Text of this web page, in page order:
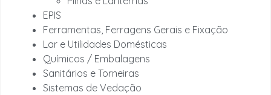
EPIS
Ferramentas, Ferragens Gerais e Fixação
Lar e Utilidades Domésticas
Químicos / Embalagens
Sanitários e Torneiras
Sistemas de Vedação